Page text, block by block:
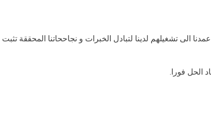
الى تشغيلهم لدينا لتبادل الخبرات و نجاححاتنا المحققة تثبت
الحل فورا.